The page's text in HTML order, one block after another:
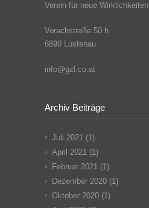
Verein für neue Wirklichkeiten
Vorachstraße 50 h
6890 Lustenau
info@gzl.co.at
Archiv Beiträge
Juli 2021 (1)
April 2021 (1)
Februar 2021 (1)
Dezember 2020 (1)
Oktober 2020 (1)